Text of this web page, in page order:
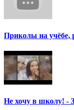
Приколы на учёбе,
Не хочу в школу! -